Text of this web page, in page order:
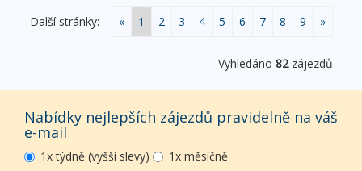
Další stránky: « 1 2 3 4 5 6 7 8 9 »
Vyhledáno 82zájezdů
Nabídky nejlepších zájezdů pravidelně na váš
e-mail
1x týdně (vyšší slevy)
1x měsíčně